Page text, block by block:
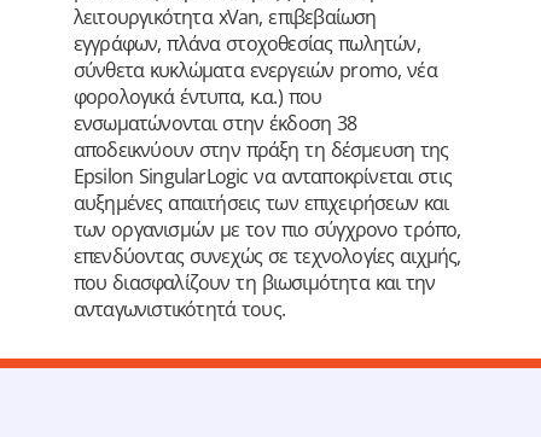
λειτουργικότητα xVan, επιβεβαίωση
εγγράφων, πλάνα στοχοθεσίας πωλητών,
σύνθετα κυκλώματα ενεργειών promo, νέα
φορολογικά έντυπα, κ.α.) που
ενσωματώνονται στην έκδοση 38
αποδεικνύουν στην πράξη τη δέσμευση της
Epsilon SingularLogic να ανταποκρίνεται στις
αυξημένες απαιτήσεις των επιχειρήσεων και
των οργανισμών με τον πιο σύγχρονο τρόπο,
επενδύοντας συνεχώς σε τεχνολογίες αιχμής,
που διασφαλίζουν τη βιωσιμότητα και την
ανταγωνιστικότητά τους.